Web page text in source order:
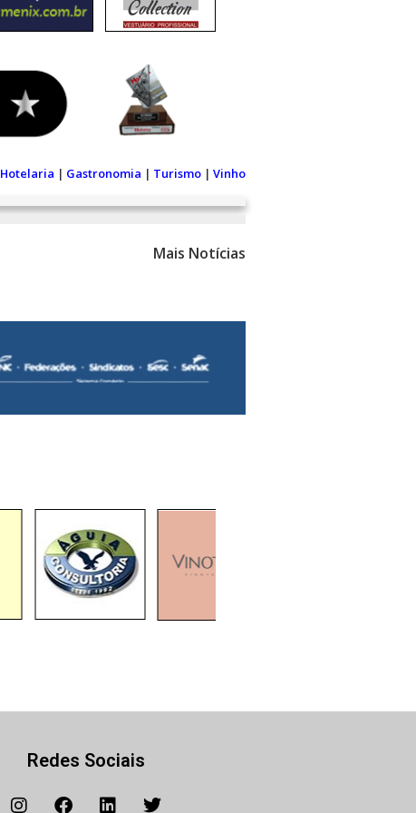
Hotelaria | Gastronomia | Turismo | Vinho
Mais Notícias
Redes Sociais